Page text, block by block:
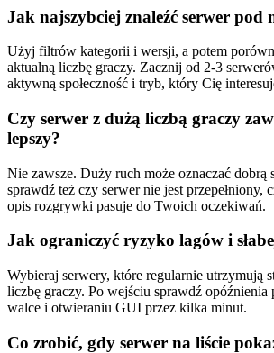
Jak najszybciej znaleźć serwer pod
Użyj filtrów kategorii i wersji, a potem
aktualną liczbę graczy. Zacznij od 2-3
aktywną społeczność i tryb, który Cię
Czy serwer z dużą liczbą graczy
lepszy?
Nie zawsze. Duży ruch może oznaczać dobrą
sprawdź też czy serwer nie jest przepełniony,
opis rozgrywki pasuje do Twoich oczekiwań.
Jak ograniczyć ryzyko lagów i
Wybieraj serwery, które regularnie utrzymują
liczbę graczy. Po wejściu sprawdź opóźnienia
walce i otwieraniu GUI przez kilka minut.
Co zrobić, gdy serwer na liście